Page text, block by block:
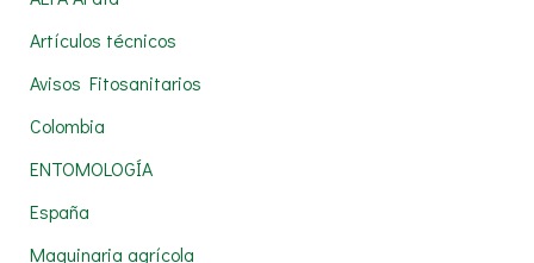
r
p
o
r
:
Artículos técnicos
Avisos Fitosanitarios
Colombia
ENTOMOLOGÍA
España
Maquinaria agrícola